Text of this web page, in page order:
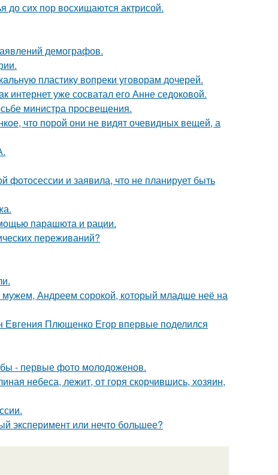
сих пор восхищаются актрисой.
демографов.
пластику вопреки уговорам дочерей.
интернет уже сосватал его Анне седоковой.
министра просвещения.
что порой они не видят очевидных вещей, а
фотосессии и заявила, что не планирует быть
парашюта и рации.
переживаний?
Андреем сорокой, который младше неё на
Плющенко Егор впервые поделился
- первые фото молодоженов.
небеса, лежит, от горя скорчившись, хозяин,
эксперимент или нечто большее?